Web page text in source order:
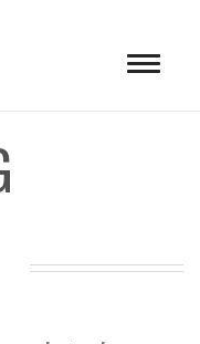
Toggle